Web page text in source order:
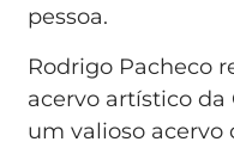
pessoa.
Rodrigo Pacheco
acervo artístico da
um valioso